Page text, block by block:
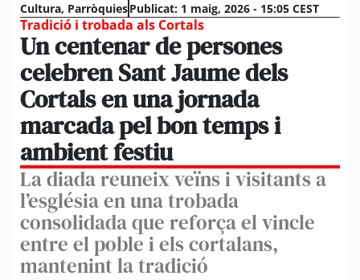
Cultura, ParròquiesPublicat: 1 maig, 2026 - 15:05 CEST
Tradició i trobada als Cortals
Un centenar de persones
celebren Sant Jaume dels
Cortals en una jornada
marcada pel bon temps i
ambient festiu
La diada reuneix veïns i visitants a
l’església en una trobada
consolidada que reforça el vincle
entre el poble i els cortalans,
mantenint la tradició